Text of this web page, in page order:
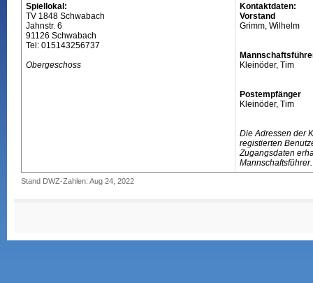
Spiellokal:
TV 1848 Schwabach
Jahnstr. 6
91126 Schwabach
Tel: 015143256737
Obergeschoss
Kontaktdaten:
Vorstand
Grimm, Wilhelm
Kleinöder, Tim
Postempfänger
Kleinöder, Tim
Die Adressen der
registierten
Zugangsdaten
Mannschaftsführer.
Stand DWZ-Zahlen: Aug 24, 2022